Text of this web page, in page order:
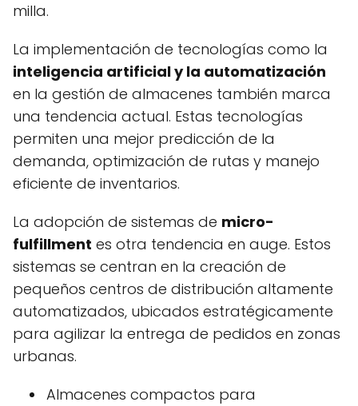
milla.
La implementación de tecnologías como la
inteligencia artificial y la automatización
en la gestión de almacenes también marca
una tendencia actual. Estas tecnologías
permiten una mejor predicción de la
demanda, optimización de rutas y manejo
eficiente de inventarios.
La adopción de sistemas de micro-
fulfillment es otra tendencia en auge. Estos
sistemas se centran en la creación de
pequeños centros de distribución altamente
automatizados, ubicados estratégicamente
para agilizar la entrega de pedidos en zonas
urbanas.
Almacenes compactos para